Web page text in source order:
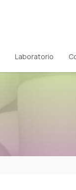
Laboratorio